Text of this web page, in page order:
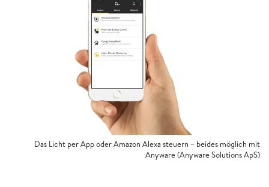
Das Licht per App oder Amazon Alexa steuern – beides möglich mit
Anyware (Anyware Solutions ApS)